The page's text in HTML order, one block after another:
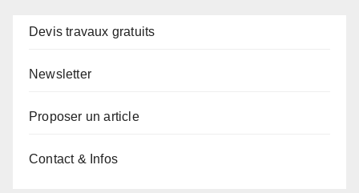
Devis travaux gratuits
Newsletter
Proposer un article
Contact & Infos